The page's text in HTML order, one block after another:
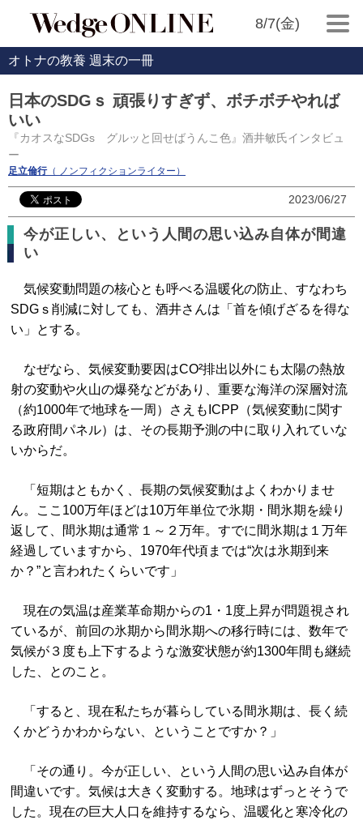
8/7(金)
オトナの教養 週末の一冊
日本のSDGｓ 頑張りすぎず、ボチボチやれば
いい
『カオスなSDGs グルッと回せばうんこ色』酒井敏氏インタビュ
ー
足立倫行（ ノンフィクションライター）
2023/06/27
今が正しい、という人間の思い込み自体が間違
い
気候変動問題の核心とも呼べる温暖化の防止、すなわち
SDGｓ削減に対しても、酒井さんは「首を傾げざるを得な
い」とする。
なぜなら、気候変動要因はCO²排出以外にも太陽の熱放
射の変動や火山の爆発などがあり、重要な海洋の深層対流
（約1000年で地球を一周）さえもICPP（気候変動に関す
る政府間パネル）は、その長期予測の中に取り入れていな
いからだ。
「短期はともかく、長期の気候変動はよくわかりませ
ん。ここ100万年ほどは10万年単位で氷期・間氷期を繰り
返して、間氷期は通常１～２万年。すでに間氷期は１万年
経過していますから、1970年代頃までは“次は氷期到来
か？”と言われたくらいです」
現在の気温は産業革命期からの1・1度上昇が問題視され
ているが、前回の氷期から間氷期への移行時には、数年で
気候が３度も上下するような激変状態が約1300年間も継続
した、とのこと。
「すると、現在私たちが暮らしている間氷期は、長く続
くかどうかわからない、ということですか？」
「その通り。今が正しい、という人間の思い込み自体が
間違いです。気候は大きく変動する。地球はずっとそうで
した。現在の巨大人口を維持するなら、温暖化と寒冷化の